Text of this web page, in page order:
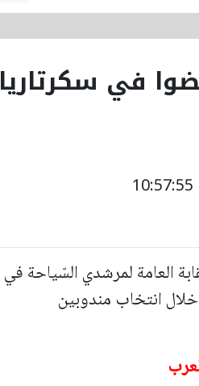
في سكرتاريا
العامة لمرشدي السّياحة في
انتخاب مندوبين